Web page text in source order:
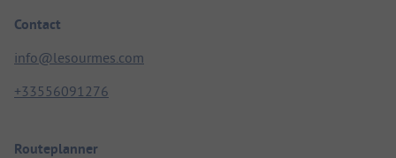
Contact
info@lesourmes.com
+33556091276
Routeplanner